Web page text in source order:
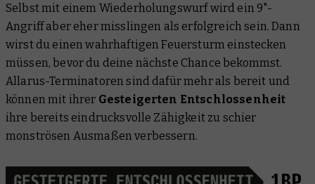
Selbst mit einem Wiederholungswurf wird ein 9"-
Angriff aber eher misslingen als erfolgreich sein. Dann
wirst du einen wahrhaftigen Feuersturm einstecken
müssen, bevor du deine nächste Chance bekommst.
Allarus-Terminatoren sind dafür mehr als bereit und
können mit ihrer Gesteigerten Entschlossenheit
ihre bereits eindrucksvolle Zähigkeit zu schier
monströsen Ausmaßen verbessern.